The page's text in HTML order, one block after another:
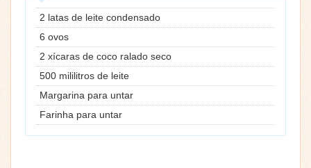
2 latas de leite condensado
6 ovos
2 xícaras de coco ralado seco
500 mililitros de leite
Margarina para untar
Farinha para untar